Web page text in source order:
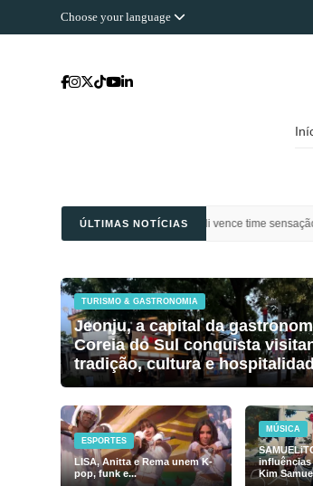
Choose your language
ÚLTIMAS NOTÍCIAS
Saudi vence time sensação e é bi campeão da Champions
TURISMO & GASTRONOMIA
Jeonju, a capital da
Coreia do Sul conquista
tradição, cultura e
ESPORTES
LISA, Anitta e Rema unem K-
pop, funk e...
MÚSICA
Kim